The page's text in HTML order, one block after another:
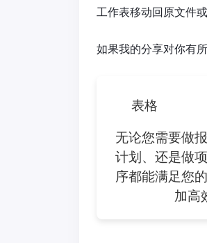
工作表移动回原文件
如果我的分享对你有
表格
无论您需要做
计划、还是做
序都能满足您
加高